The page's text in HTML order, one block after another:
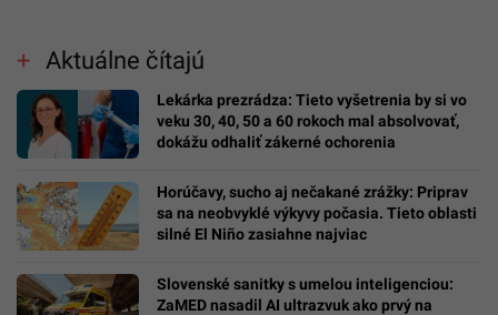
Aktuálne čítajú
Lekárka prezrádza: Tieto vyšetrenia by si vo
veku 30, 40, 50 a 60 rokoch mal absolvovať,
dokážu odhaliť zákerné ochorenia
Horúčavy, sucho aj nečakané zrážky: Priprav
sa na neobvyklé výkyvy počasia. Tieto oblasti
silné El Niño zasiahne najviac
Slovenské sanitky s umelou inteligenciou:
ZaMED nasadil AI ultrazvuk ako prvý na